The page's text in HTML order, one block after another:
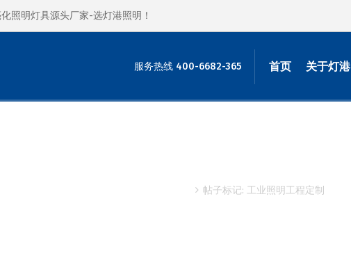
照明灯具源头厂家-选灯港照明！
服务热线 400-6682-365 首页 关于灯港
帖子标记: 工业照明工程定制